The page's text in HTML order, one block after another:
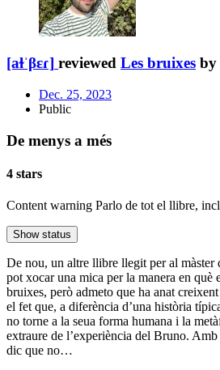
[aɫˈβɛɾ] reviewed Les bruixes by
Dec. 25, 2023
Public
De menys a més
4 stars
Content warning Parlo de tot el llibre,
Show status
De nou, un altre llibre llegit per al màster
pot xocar una mica per la manera en què
bruixes, però admeto que ha anat
el fet que, a diferència d’una història
no torne a la seua forma humana i la
extraure de l’experiència del Bruno.
dic que no…